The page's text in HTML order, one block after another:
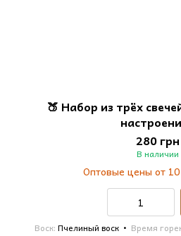
🍑 Набор из трёх
280 грн
В наличии
Оптовые цены от
Воск Пчелиный воск Время